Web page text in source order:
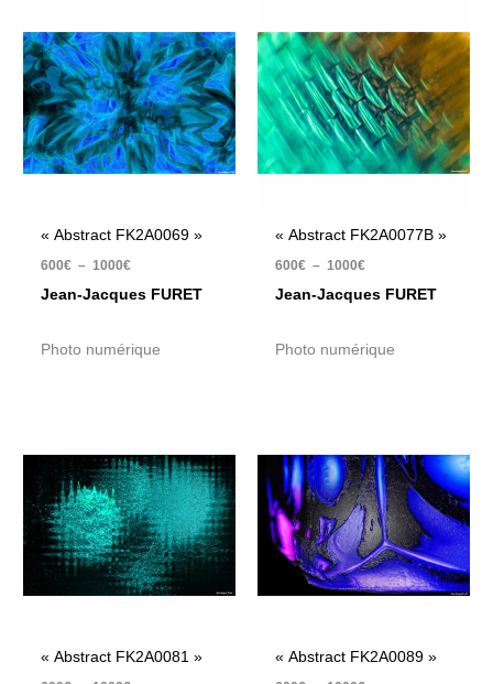
« Abstract FK2A0069 »
600€ – 1000€
prix :
600€
à
1000€
Jean-Jacques FURET
Photo numérique
« Abstract FK2A0077B »
600€ – 1000€
prix :
600€
à
1000€
Jean-Jacques FURET
Photo numérique
« Abstract FK2A0081 »
prix :
600€
à
1000€
« Abstract FK2A0089 »
prix :
600€
à
1000€